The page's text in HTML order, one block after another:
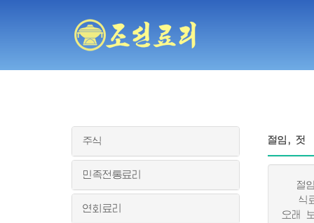
절임, 젓
절임
식료
오래
주식
민족전통료리
연회료리